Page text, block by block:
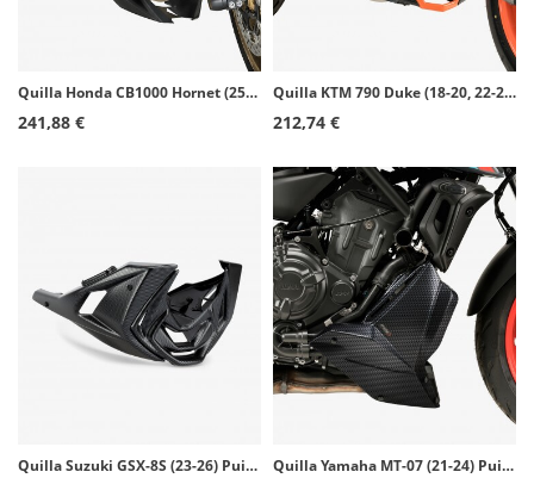
Quilla Honda CB1000 Hornet (25-26) Puig Negro Mate 22385J
241,88 €
Quilla KTM 790 Duke (18-20, 22-24, 26), 890 Duke/GP/R (20-25) Puig Símil carbono 9669C
212,74 €
Quilla Suzuki GSX-8S (23-26) Puig Símil carbono 21698C Quilla Yamaha MT-07 (21-24) Puig Símil carbono 20624C